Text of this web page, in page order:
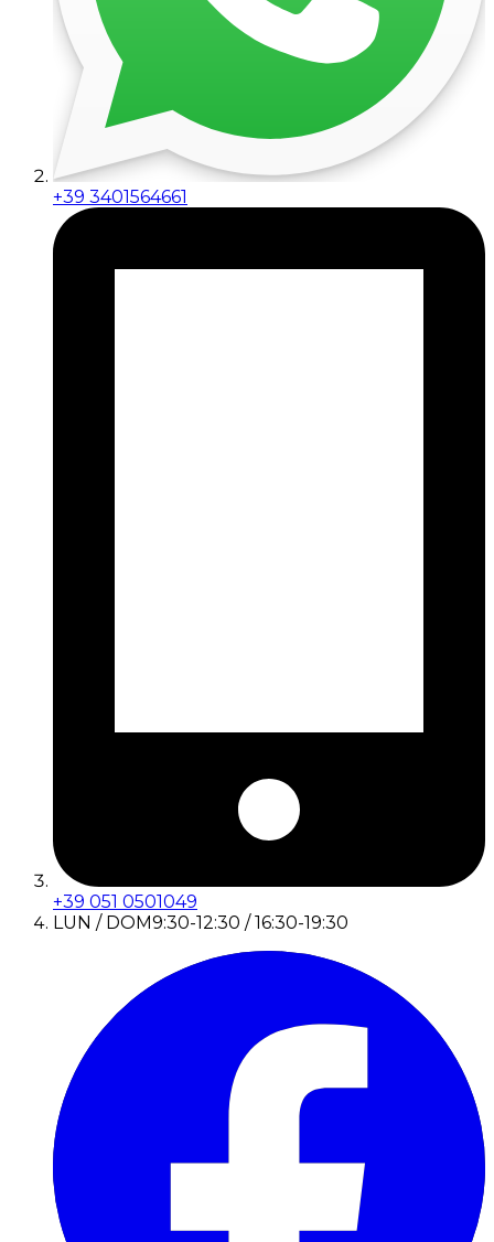
+39 3401564661
+39 051 0501049
LUN / DOM9:30-12:30 / 16:30-19:30